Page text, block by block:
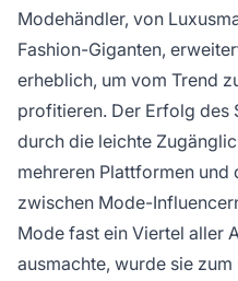
Modehändler, von
Fashion-Giganten,
erheblich, um vom Trend
profitieren. Der Erfolg des
durch die leichte
mehreren Plattformen und
zwischen Mode-
Mode fast ein Viertel aller
ausmachte, wurde sie